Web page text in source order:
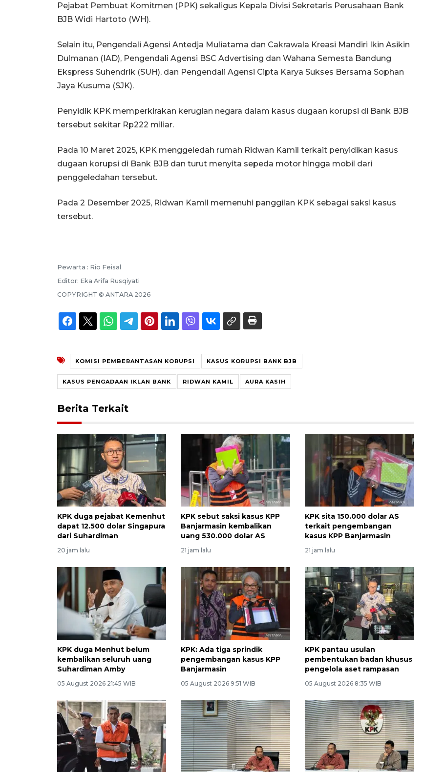
Pejabat Pembuat Komitmen (PPK) sekaligus Kepala Divisi Sekretaris Perusahaan Bank
BJB Widi Hartoto (WH).
Selain itu, Pengendali Agensi Antedja Muliatama dan Cakrawala Kreasi Mandiri Ikin Asikin
Dulmanan (IAD), Pengendali Agensi BSC Advertising dan Wahana Semesta Bandung
Ekspress Suhendrik (SUH), dan Pengendali Agensi Cipta Karya Sukses Bersama Sophan
Jaya Kusuma (SJK).
Penyidik KPK memperkirakan kerugian negara dalam kasus dugaan korupsi di Bank BJB
tersebut sekitar Rp222 miliar.
Pada 10 Maret 2025, KPK menggeledah rumah Ridwan Kamil terkait penyidikan kasus
dugaan korupsi di Bank BJB dan turut menyita sepeda motor hingga mobil dari
penggeledahan tersebut.
Pada 2 Desember 2025, Ridwan Kamil memenuhi panggilan KPK sebagai saksi kasus
tersebut.
Pewarta : Rio Feisal
Editor: Eka Arifa Rusqiyati
COPYRIGHT © ANTARA 2026
KOMISI PEMBERANTASAN KORUPSI KASUS KORUPSI BANK BJB
KASUS PENGADAAN IKLAN BANK RIDWAN KAMIL AURA KASIH
Berita Terkait
KPK duga pejabat Kemenhut
dapat 12.500 dolar Singapura
dari Suhardiman
20 jam lalu
KPK sebut saksi kasus KPP
Banjarmasin kembalikan
uang 530.000 dolar AS
21 jam lalu
KPK sita 150.000 dolar AS
terkait pengembangan
kasus KPP Banjarmasin
21 jam lalu
KPK duga Menhut belum
kembalikan seluruh uang
Suhardiman Amby
05 August 2026 21:45 WIB
KPK: Ada tiga sprindik
pengembangan kasus KPP
Banjarmasin
05 August 2026 9:51 WIB
KPK pantau usulan
pembentukan badan khusus
pengelola aset rampasan
05 August 2026 8:35 WIB